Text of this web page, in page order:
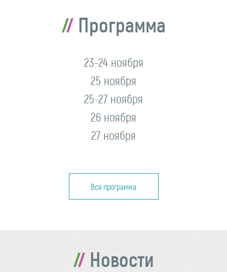
Программа
23-24 ноября
25 ноября
25-27 ноября
26 ноября
27 ноября
Вся программа
Новости